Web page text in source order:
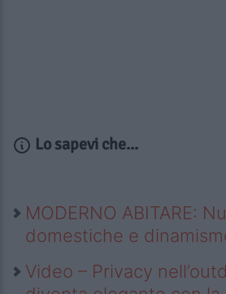
Lo sapevi che...
MODERNO ABITARE:
domestiche e
Video – Privacy